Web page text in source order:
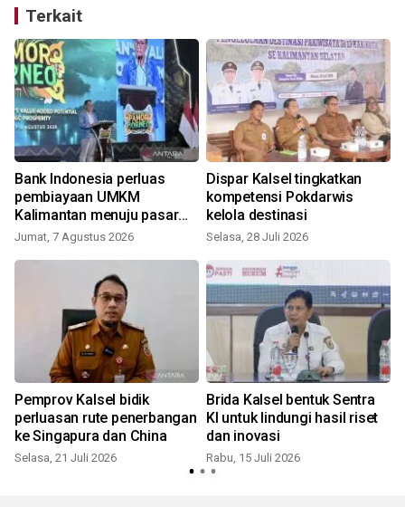
Terkait
Bank Indonesia perluas
pembiayaan UMKM
Kalimantan menuju pasar
global
Jumat, 7 Agustus 2026
Dispar Kalsel tingkatkan
kompetensi Pokdarwis
kelola destinasi
Selasa, 28 Juli 2026
Pemprov Kalsel bidik
perluasan rute penerbangan
ke Singapura dan China
Selasa, 21 Juli 2026
Brida Kalsel bentuk Sentra
KI untuk lindungi hasil riset
dan inovasi
Rabu, 15 Juli 2026